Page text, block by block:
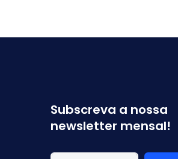
Subscreva a nossa
newsletter mensal!